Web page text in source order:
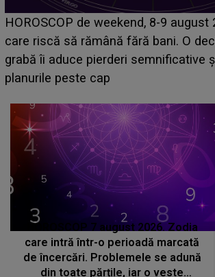
Emanuel a ținut ACEST DETALIU
acum! În fața Alexandrei, concurentul
face o MĂRTURISIRE
sa: "I-am spus și ei în față, eu nu te
HOROSCOP 7 august 2026. Zodia
care intră într-o perioadă marcată
de încercări. Problemele se adună
din toate părțile, iar o veste